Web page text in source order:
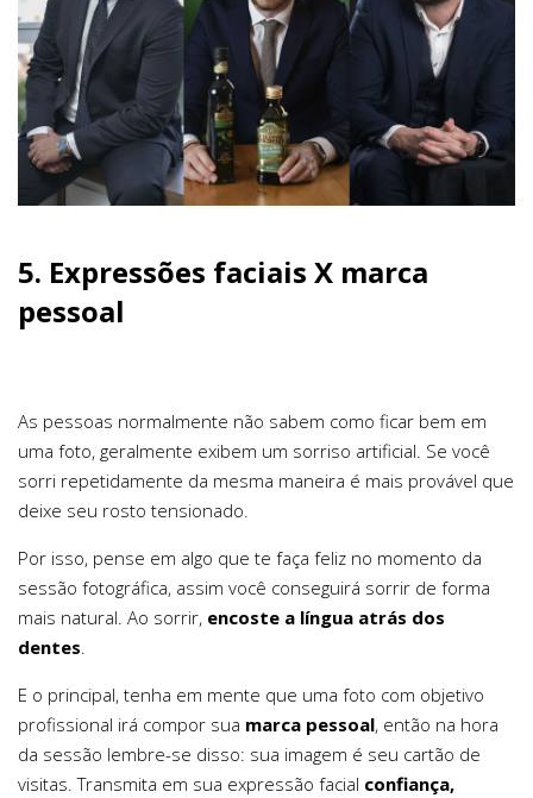
5. Expressões faciais X marca
pessoal
As pessoas normalmente não sabem como ficar bem em
uma foto, geralmente exibem um sorriso artificial. Se você
sorri repetidamente da mesma maneira é mais provável que
deixe seu rosto tensionado.
Por isso, pense em algo que te faça feliz no momento da
sessão fotográfica, assim você conseguirá sorrir de forma
mais natural. Ao sorrir, encoste a língua atrás dos
dentes
E o principal, tenha em mente que uma foto com objetivo
profissional irá compor sua marca pessoal, então na hora
da sessão lembre-se disso: sua imagem é seu cartão de
visitas. Transmita em sua expressão facial confiança,